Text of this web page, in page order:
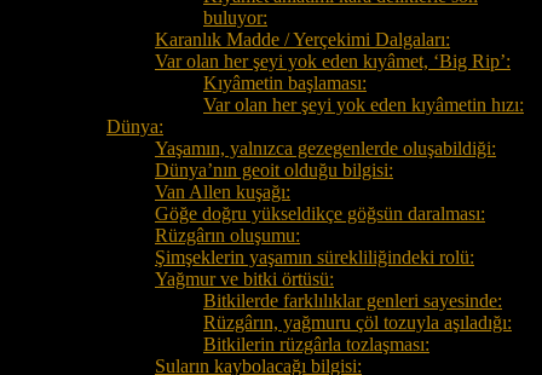
buluyor:
Karanlık Madde / Yerçekimi Dalgaları:
Var olan her şeyi yok eden kıyâmet, ‘Big Rip’:
Kıyâmetin başlaması:
Var olan her şeyi yok eden kıyâmetin hızı:
Dünya:
Yaşamın, yalnızca gezegenlerde oluşabildiği:
Dünya’nın geoit olduğu bilgisi:
Van Allen kuşağı:
Göğe doğru yükseldikçe göğsün daralması:
Rüzgârın oluşumu:
Şimşeklerin yaşamın sürekliliğindeki rolü:
Yağmur ve bitki örtüsü:
Bitkilerde farklılıklar genleri sayesinde:
Rüzgârın, yağmuru çöl tozuyla aşıladığı:
Bitkilerin rüzgârla tozlaşması:
Suların kaybolacağı bilgisi: